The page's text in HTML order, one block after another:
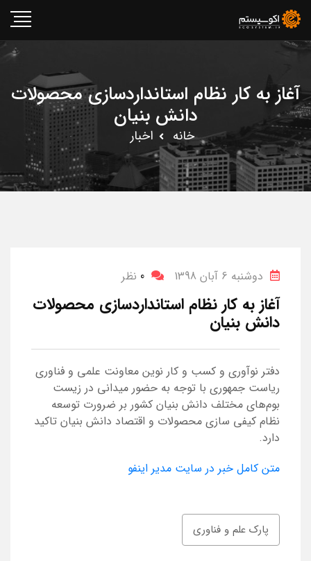
آغاز به کار نظام استانداردسازی محصولات
دانش بنیان
خانه اخبار
دوشنبه 6 آبان 1398 0 نظر
آغاز به کار نظام استانداردسازی محصولات
دانش بنیان
دفتر نوآوری و کسب و کار نوین معاونت علمی و فناوری
ریاست جمهوری با توجه به حضور میدانی در زیست
بوم‌های مختلف دانش بنیان کشور بر ضرورت توسعه
نظام کیفی سازی محصولات و اقتصاد دانش بنیان تاکید
دارد.
متن کامل خبر در سایت مدیر اینفو
پارک علم و فناوری